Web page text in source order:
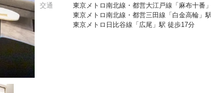
交通
東京メトロ南北線・都営大江戸線「麻布十番
東京メトロ南北線・都営三田線「白金高輪」
東京メトロ日比谷線「広尾」駅 徒歩17分